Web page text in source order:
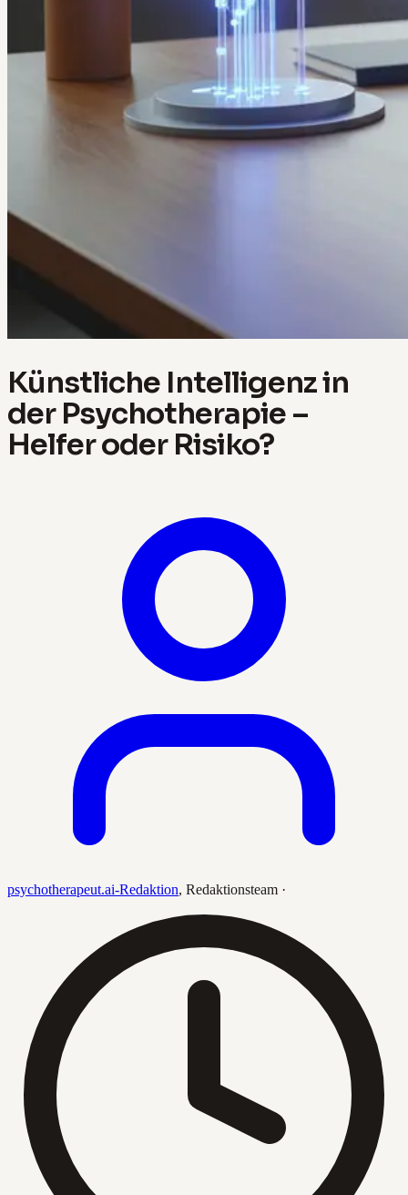
Künstliche Intelligenz in
der Psychotherapie –
Helfer oder Risiko?
psychotherapeut.ai-Redaktion, Redaktionsteam ·